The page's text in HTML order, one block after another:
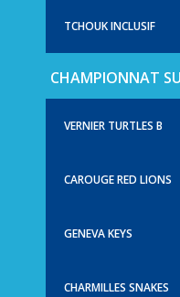
TCHOUK INCLUSIF
CHAMPIONNAT
VERNIER TURTLES B
CAROUGE RED LIONS
GENEVA KEYS
CHARMILLES SNAKES